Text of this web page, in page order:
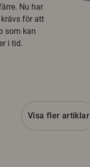
Nu har
för att
som kan
i tid.
Visa fler artiklar